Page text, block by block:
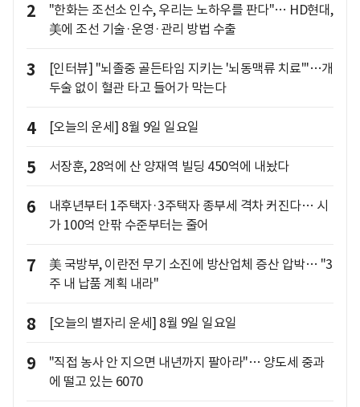
2
"한화는 조선소 인수, 우리는 노하우를 판다"… HD현대,
美에 조선 기술·운영·관리 방법 수출
3
[인터뷰] "뇌졸중 골든타임 지키는 '뇌동맥류 치료'"…개
두술 없이 혈관 타고 들어가 막는다
4 [오늘의 운세] 8월 9일 일요일
5 서장훈, 28억에 산 양재역 빌딩 450억에 내놨다
6
내후년부터 1주택자·3주택자 종부세 격차 커진다… 시
가 100억 안팎 수준부터는 줄어
7
美 국방부, 이란전 무기 소진에 방산업체 증산 압박… "3
주 내 납품 계획 내라"
8 [오늘의 별자리 운세] 8월 9일 일요일
9
"직접 농사 안 지으면 내년까지 팔아라"… 양도세 중과
에 떨고 있는 6070